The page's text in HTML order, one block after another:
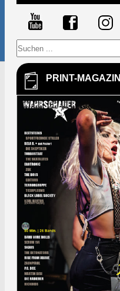
PRINT-MAGAZIN